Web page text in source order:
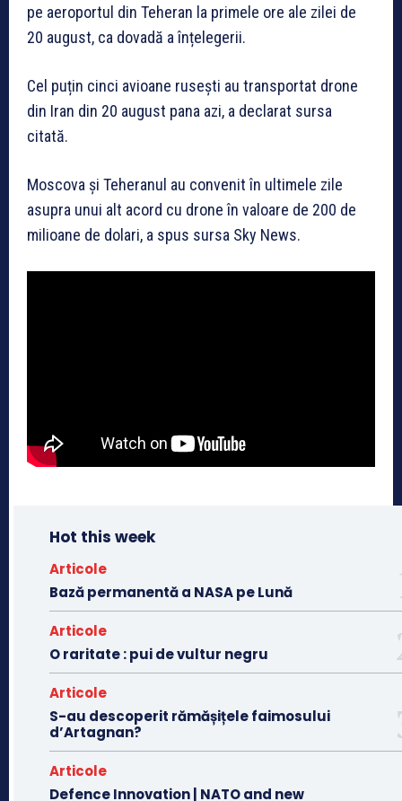
pe aeroportul din Teheran la primele ore ale zilei de
20 august, ca dovadă a înțelegerii.
Cel puțin cinci avioane rusești au transportat drone
din Iran din 20 august pana azi, a declarat sursa
citată.
Moscova și Teheranul au convenit în ultimele zile
asupra unui alt acord cu drone în valoare de 200 de
milioane de dolari, a spus sursa Sky News.
Hot this week
Articole
Bază permanentă a NASA pe Lună
Articole
O raritate : pui de vultur negru
Articole
S-au descoperit rămășițele faimosului
d’Artagnan?
Articole
Defence Innovation | NATO and new